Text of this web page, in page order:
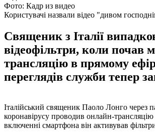
Фото: Кадр из видео
Користувачі назвали відео "дивом
Священик з Італії
відеофільтри, коли почав
трансляцію в прямому
переглядів служби тепер
Італійський священик Паоло Лонго через
коронавірусу проводив онлайн-
включенні смартфона він активував